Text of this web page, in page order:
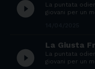
play_circle_filled
La puntata
giovani per un
play_circle_filled
La Giusta
La puntata
giovani per un